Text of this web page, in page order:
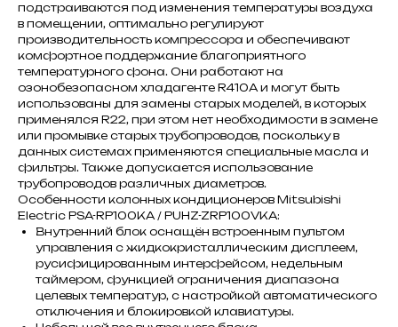
подстраиваются под изменения температуры воздуха
в помещении, оптимально регулируют
производительность компрессора и обеспечивают
комфортное поддержание благоприятного
температурного фона. Они работают на
озонобезопасном хладагенте R410A и могут быть
использованы для замены старых моделей, в которых
применялся R22, при этом нет необходимости в замене
или промывке старых трубопроводов, поскольку в
данных системах применяются специальные масла и
фильтры. Также допускается использование
трубопроводов различных диаметров.
Особенности колонных кондиционеров Mitsubishi
Electric PSA-RP100KA / PUHZ-ZRP100VKA:
Внутренний блок оснащён встроенным пультом
управления с жидкокристаллическим дисплеем,
русифицированным интерфейсом, недельным
таймером, функцией ограничения диапазона
целевых температур, с настройкой автоматического
отключения и блокировкой клавиатуры.